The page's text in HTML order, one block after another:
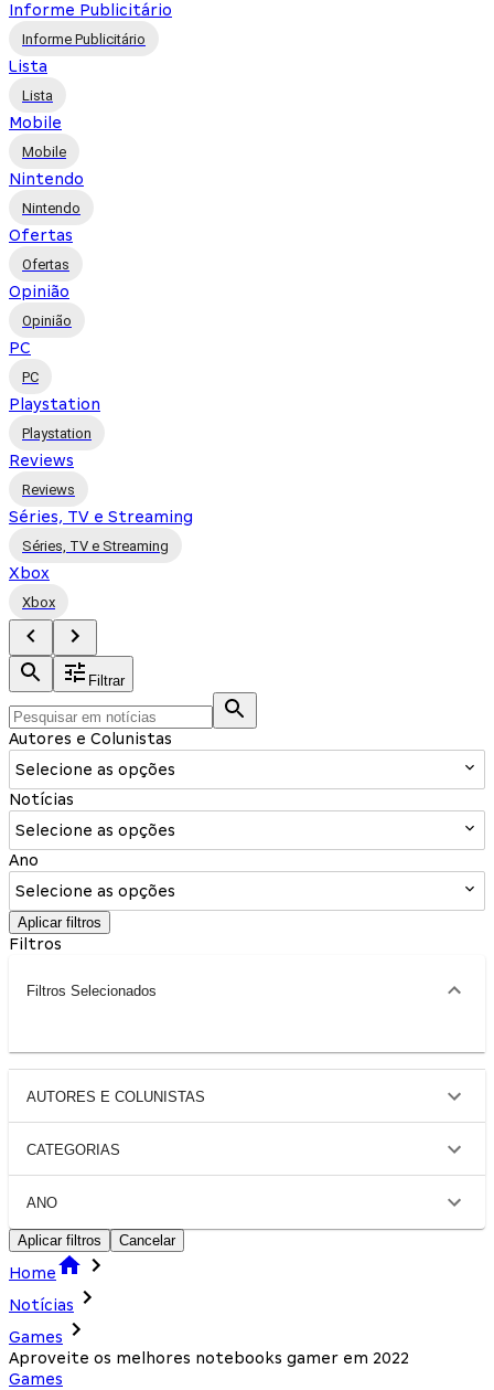
Informe Publicitário
Informe Publicitário
Lista
Lista
Mobile
Mobile
Nintendo
Nintendo
Ofertas
Ofertas
Opinião
Opinião
PC
PC
Playstation
Playstation
Reviews
Reviews
Séries, TV e Streaming
Séries, TV e Streaming
Xbox
Xbox
Filtrar
Autores e Colunistas
Selecione as opções
Notícias
Selecione as opções
Ano
Selecione as opções
Aplicar filtros
Filtros
Filtros Selecionados
AUTORES E COLUNISTAS
CATEGORIAS
ANO
Aplicar filtros Cancelar
Home
Notícias
Games
Aproveite os melhores notebooks gamer em 2022
Games